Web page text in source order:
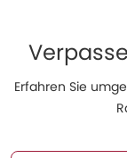
Erfahren Sie